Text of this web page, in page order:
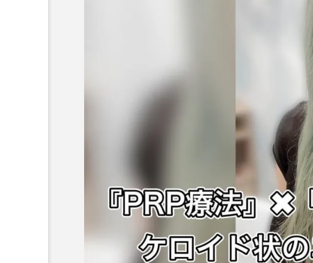
今週もヒメクリニックをよろしくお
ます❣️最近…シミや肝斑のご相談を受
ことが多いのですが…シミ、肝斑…
ぐにレーザー治療ではないんです。
して推奨されるグレードはCかD…
推奨グレードは、 Aは、その治療を